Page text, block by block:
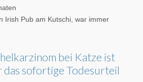
Irish Pub am Kutschi, war immer
bei Katze ist
das sofortige Todesurteil